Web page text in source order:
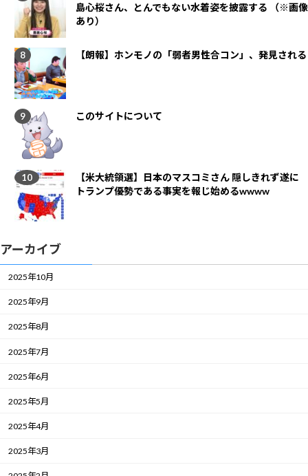
島心桜さん、とんでもない水着姿を披露する （※画像
あり）
【朗報】ホンモノの「弱者男性合コン」、発見される
このサイトについて
【米大統領選】日本のマスコミさん 隠しきれず遂に
トランプ優勢である事実を報じ始めるwwww
アーカイブ
2025年10月
2025年9月
2025年8月
2025年7月
2025年6月
2025年5月
2025年4月
2025年3月